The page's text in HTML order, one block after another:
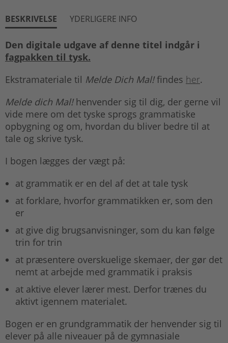
BESKRIVELSE YDERLIGERE INFO
Den digitale udgave af denne titel indgår i
fagpakken til tysk.
Ekstramateriale til Melde Dich Mal!findes her.
Melde dich Mal!henvender sig til dig, der gerne vil
vide mere om det tyske sprogs grammatiske
opbygning og om, hvordan du bliver bedre til at
tale og skrive tysk.
I bogen lægges der vægt på:
at grammatik er en del af det at tale tysk
at forklare, hvorfor grammatikken er, som den
er
at give dig brugsanvisninger, som du kan følge
trin for trin
at præsentere overskuelige skemaer, der gør det
nemt at arbejde med grammatik i praksis
at aktive elever lærer mest. Derfor trænes du
aktivt igennem materialet.
Bogen er en grundgrammatik der henvender sig til
elever på alle niveauer på de gymnasiale